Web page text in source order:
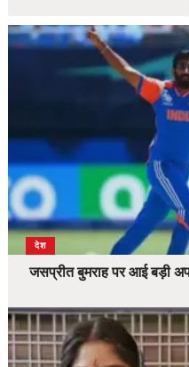
देश
जसप्रीत बुमराह पर आई बड़ी